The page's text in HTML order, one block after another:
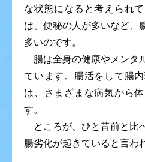
な状態になると考えられ
は、便秘の人が多いなど、
多いのです。
腸は全身の健康やメンタ
ています。腸活をして腸
は、さまざまな病気から
す。
ところが、ひと昔前と比
腸劣化が起きていると言わ